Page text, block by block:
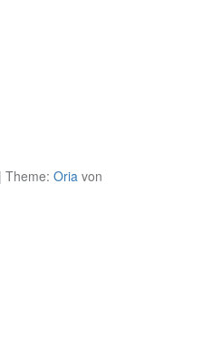
| Theme: Oria von